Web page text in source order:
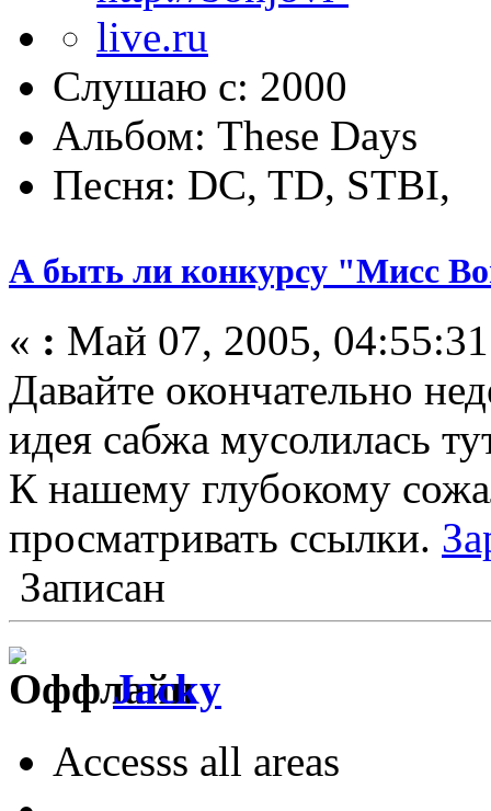
Слушаю с: 2000
Альбом: These Days
Песня: DC, TD, STBI,
А быть ли конкурсу "Мисс
« : Май 07, 2005,
Давайте окончательно
идея сабжа мусолилась
К нашему глубокому
просматривать ссылки.
Записан
Jacky
Accesss all areas